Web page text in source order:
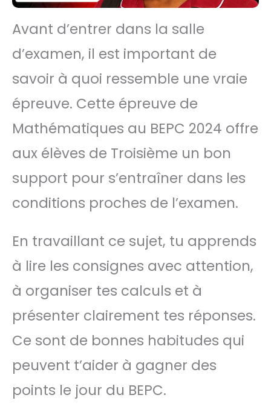
Avant d’entrer dans la salle
d’examen, il est important de
savoir à quoi ressemble une vraie
épreuve. Cette épreuve de
Mathématiques au BEPC 2024 offre
aux élèves de Troisième un bon
support pour s’entraîner dans les
conditions proches de l’examen.
En travaillant ce sujet, tu apprends
à lire les consignes avec attention,
à organiser tes calculs et à
présenter clairement tes réponses.
Ce sont de bonnes habitudes qui
peuvent t’aider à gagner des
points le jour du BEPC.